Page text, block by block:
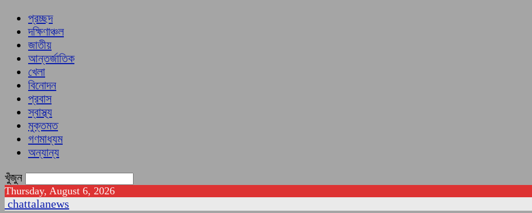
প্রচ্ছদ
দক্ষিণাঞ্চল
জাতীয়
আন্তর্জাতিক
খেলা
বিনোদন
প্রবাস
স্বাস্থ্য
মুক্তমত
গণমাধ্যম
অন্যান্য
খুঁজুন
Thursday, August 6, 2026
chattalanews